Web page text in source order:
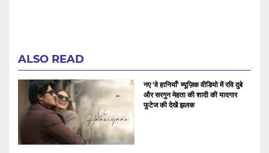
ALSO READ
नए 'वे हानियाँ' म्यूज़िक वीडियो में रवि दुबे
और सरगुन मेहता की शादी की यादगार
फुटेज की देखें झलक